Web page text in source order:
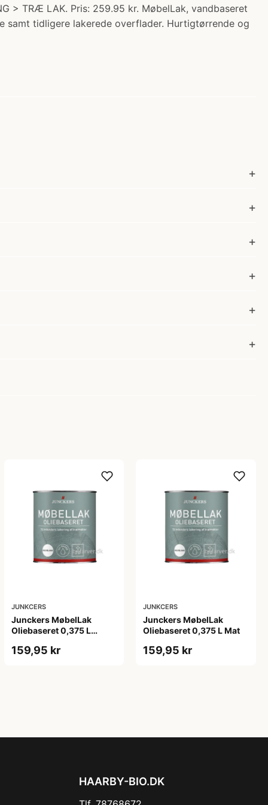
> TRÆ LAK. Pris: 259.95 kr. MøbelLak, vandbaseret
samt tidligere lakerede overflader. Hurtigtørrende og
JUNKCERS
Junckers MøbelLak
Oliebaseret 0,375 L
159,95 kr
JUNKCERS
Junckers MøbelLak
Oliebaseret 0,375 L Mat
159,95 kr
HAARBY-BIO.DK